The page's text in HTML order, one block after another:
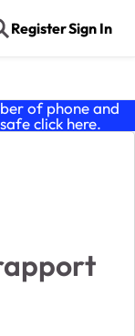
RegisterSign In
of phone and
click here.